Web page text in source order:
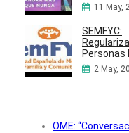
11 May,
SEMFYC:
Personas
2 May,
OME: